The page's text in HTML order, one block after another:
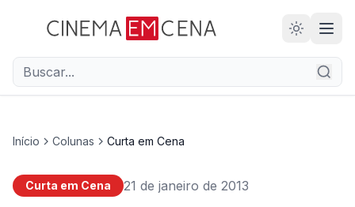
Início Colunas Curta em Cena
Curta em Cena 21 de janeiro de 2013